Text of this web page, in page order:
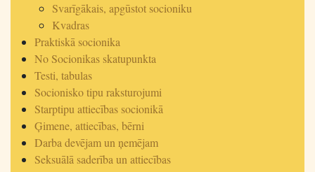
Svarīgākais, apgūstot socioniku
Kvadras
Praktiskā socionika
No Socionikas skatupunkta
Testi, tabulas
Socionisko tipu raksturojumi
Starptipu attiecības socionikā
Ģimene, attiecības, bērni
Darba devējam un ņemējam
Seksuālā saderība un attiecības